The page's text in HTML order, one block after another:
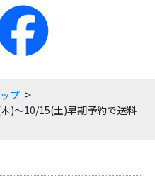
プ >
)～10/15(土)早期予約で送料